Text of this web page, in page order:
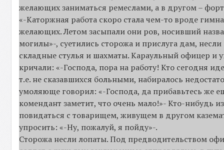
желающих заниматься ремеслами, а в другом –
«-Каторжная работа скоро стала чем-то вроде
желающих. Летом засыпали они ров, носивший
могилы»-, суетились сторожа и прислуга дам,
складные стулья и шахматы. Караульный офицер и
кричали: «-Господа, пора на работу! Кто сегодня
т.е. не сказавшихся больными, набиралось
умоляюще говорил: «-Господа, да прибавьтесь же
комендант заметит, что очень мало!»- Кто-нибудь
повидаться с товарищем, живущем в другом
упросить: «-Ну, пожалуй, я пойду»-.
Сторожа несли лопаты. Под предводительством